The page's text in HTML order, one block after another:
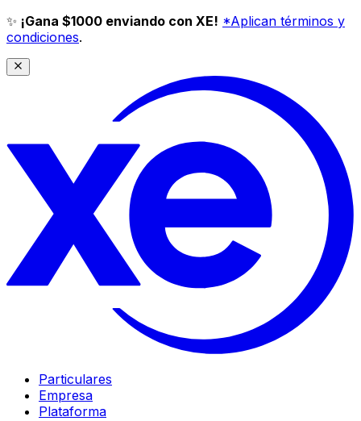
✨ ¡Gana $1000 enviando con XE! *Aplican términos y
condiciones.
Particulares
Empresa
Plataforma